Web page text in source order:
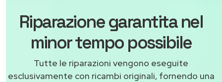
Riparazione garantita nel
minor tempo possibile
Tutte le riparazioni vengono eseguite
esclusivamente con ricambi originali, fornendo una